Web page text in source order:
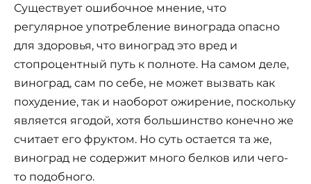
Существует ошибочное мнение, что
регулярное употребление винограда опасно
для здоровья, что виноград это вред и
стопроцентный путь к полноте. На самом деле,
виноград, сам по себе, не может вызвать как
похудение, так и наоборот ожирение, поскольку
является ягодой, хотя большинство конечно же
считает его фруктом. Но суть остается та же,
виноград не содержит много белков или чего-
то подобного.